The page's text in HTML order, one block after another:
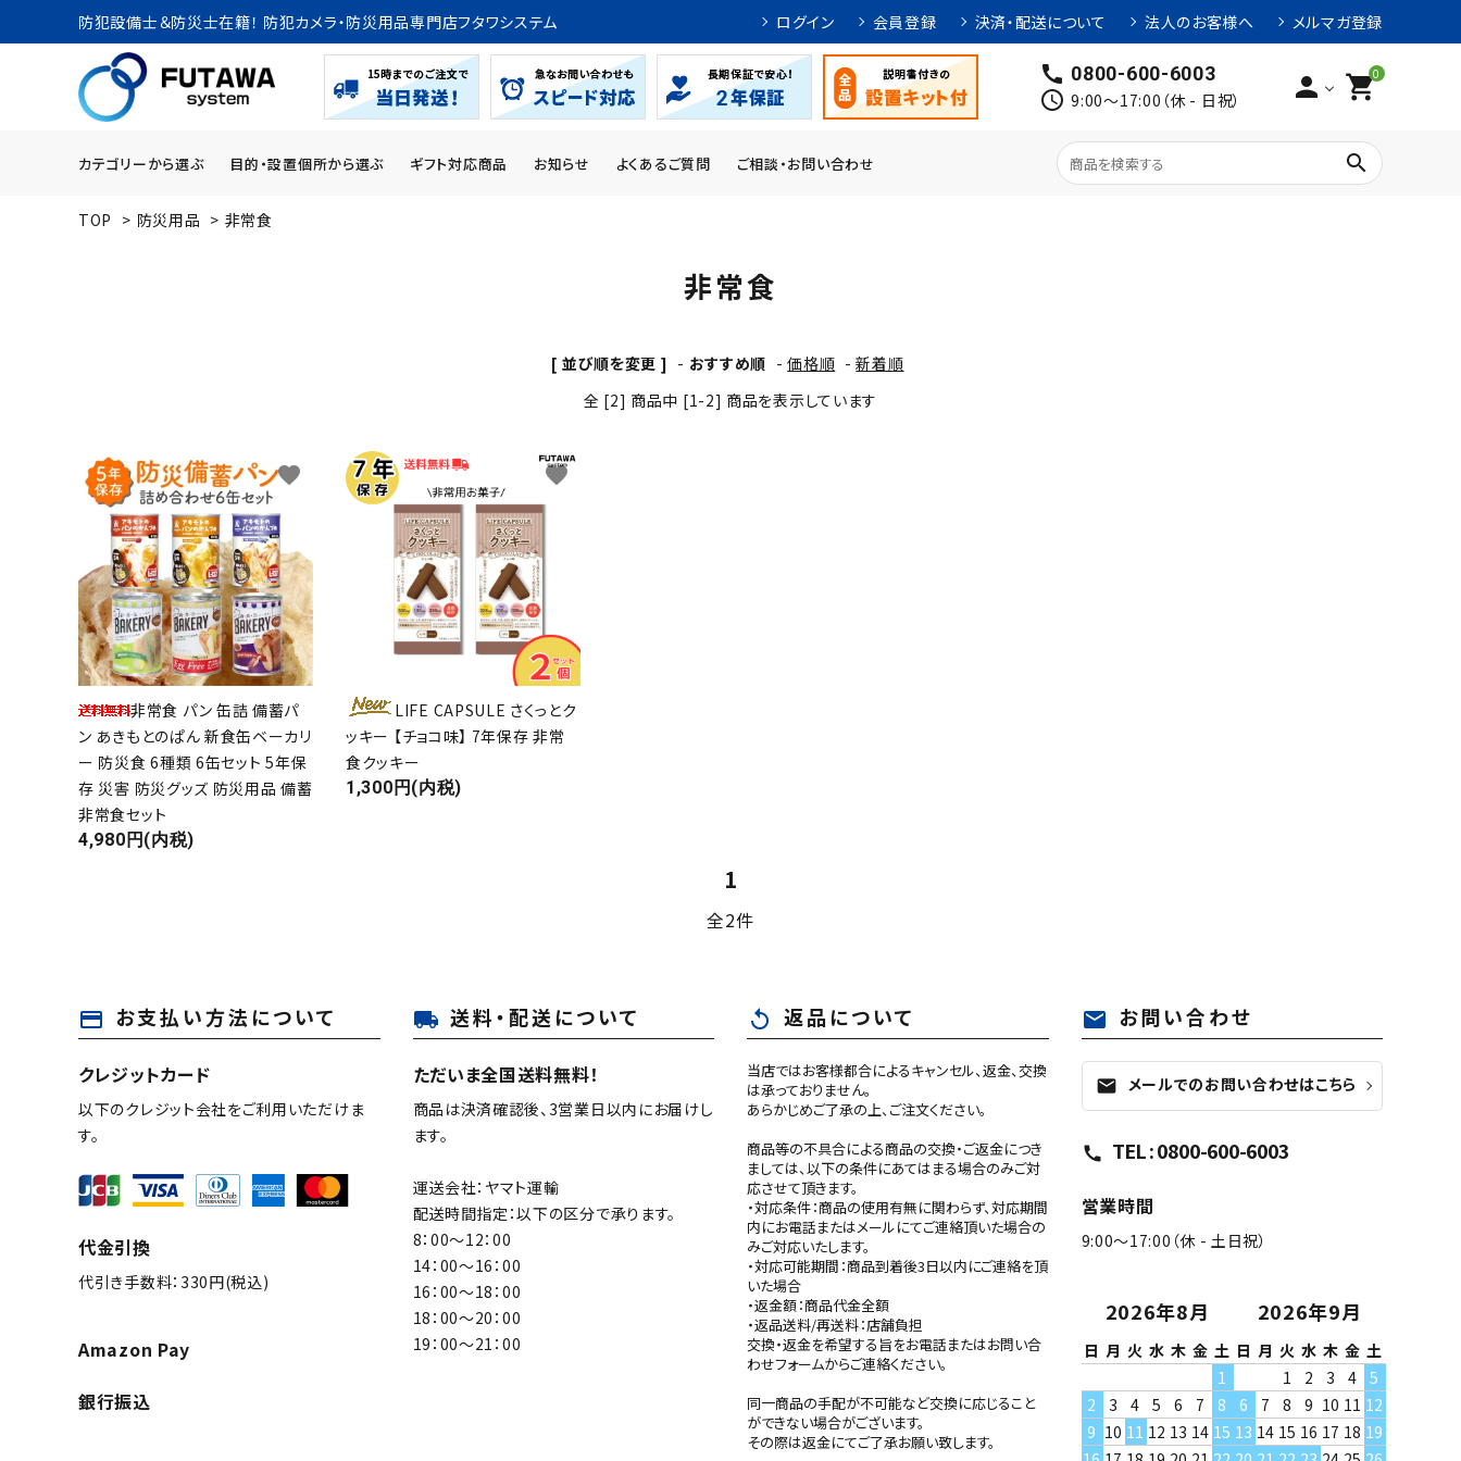
防犯設備士＆防災士在籍！ 防犯カメラ・防災用品専門店フタワシステム ログイン 会員登録 決済・配送について 法人のお客様へ メルマガ登録
call 0800-600-6003
schedule 9:00～17:00（休 - 日祝） person 0
shopping_cart
カテゴリーから選ぶ 目的・設置個所から選ぶ ギフト対応商品 お知らせ よくあるご質問 ご相談・お問い合わせ search
目的・設置場所から選ぶ
ギフト対応品
お知らせ
よくあるご質問
ご相談・お問い合わせ
決済・送料について
プライバシーポリシー
TOP > 防災用品 > 非常食
非常食
[ 並び順を変更 ] - おすすめ順 -価格順 -新着順
全 [2] 商品中 [1-2] 商品を表示しています
非常食 パン 缶詰 備蓄パ
ン あきもとのぱん 新食缶ベーカリ
ー 防災食 6種類 6缶セット 5年保
存 災害 防災グッズ 防災用品 備蓄
非常食セット
4,980円(内税)
favorite
LIFE CAPSULE さくっとク
ッキー 【チョコ味】 7年保存 非常
食クッキー
1,300円(内税)
favorite
1
全2件
キーワード
検索する
payment お支払い方法について
クレジットカード
以下のクレジット会社をご利用いただけま
す。
代金引換
代引き手数料：330円(税込)
Amazon Pay
銀行振込
local_shipping 送料・配送について
ただいま全国送料無料！
商品は決済確認後、3営業日以内にお届けし
ます。
運送会社：ヤマト運輸
配送時間指定：以下の区分で承ります。
8：00～12：00
14：00～16：00
16：00～18：00
18：00～20：00
19：00～21：00
replay 返品について
当店ではお客様都合によるキャンセル、返金、交換
は承っておりません。
あらかじめご了承の上、ご注文ください。
商品等の不具合による商品の交換・ご返金につき
ましては、以下の条件にあてはまる場合のみご対
応させて頂きます。
・対応条件：商品の使用有無に関わらず、対応期間
内にお電話またはメールにてご連絡頂いた場合の
みご対応いたします。
・対応可能期間：商品到着後3日以内にご連絡を頂
いた場合
・返金額：商品代金全額
・返品送料/再送料：店舗負担
交換・返金を希望する旨をお電話またはお問い合
わせフォームからご連絡ください。
同一商品の手配が不可能など交換に応じること
ができない場合がございます。
その際は返金にてご了承お願い致します。
mail お問い合わせ
mail メールでのお問い合わせはこちら
call TEL : 0800-600-6003
営業時間
9:00～17:00（休 - 土日祝）
2026年8月
日 月 火 水 木 金 土
1
2
3 4 5 6 7
8
9 10 11 12 13 14 15
2026年9月
日 月 火 水 木 金 土
1
2 3 4
5
6
7 8 9 10 11 12
13 14 15 16 17 18 19